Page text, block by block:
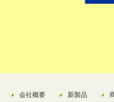
会社概要 新製品